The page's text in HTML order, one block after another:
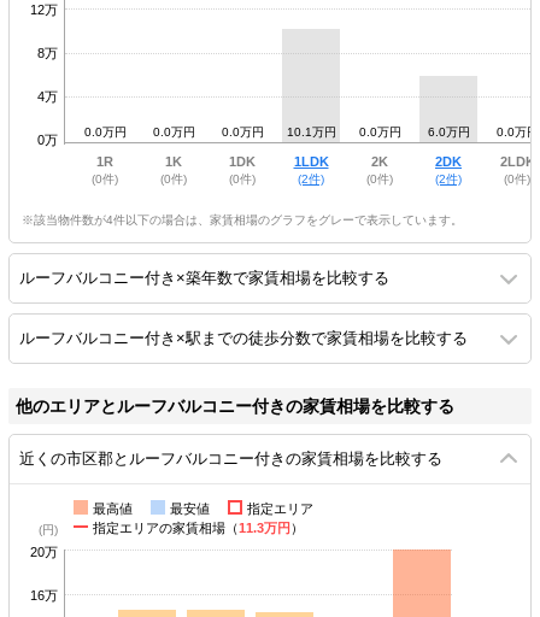
12万
8万
4万
0万
0.0万円 0.0万円 0.0万円 10.1万円 0.0万円 6.0万円 0.0万円
1R
(0件)
1K
(0件)
1DK
(0件)
1LDK
(2件)
2K
(0件)
2DK
(2件)
2LDK
(0件)
※該当物件数が4件以下の場合は、家賃相場のグラフをグレーで表示しています。
ルーフバルコニー付き×築年数で家賃相場を比較する
ルーフバルコニー付き×駅までの徒歩分数で家賃相場を比較する
他のエリアとルーフバルコニー付きの家賃相場を比較する
近くの市区郡とルーフバルコニー付きの家賃相場を比較する
最高値 最安値
指定エリア
指定エリアの家賃相場（11.3万円 ）
20万
16万